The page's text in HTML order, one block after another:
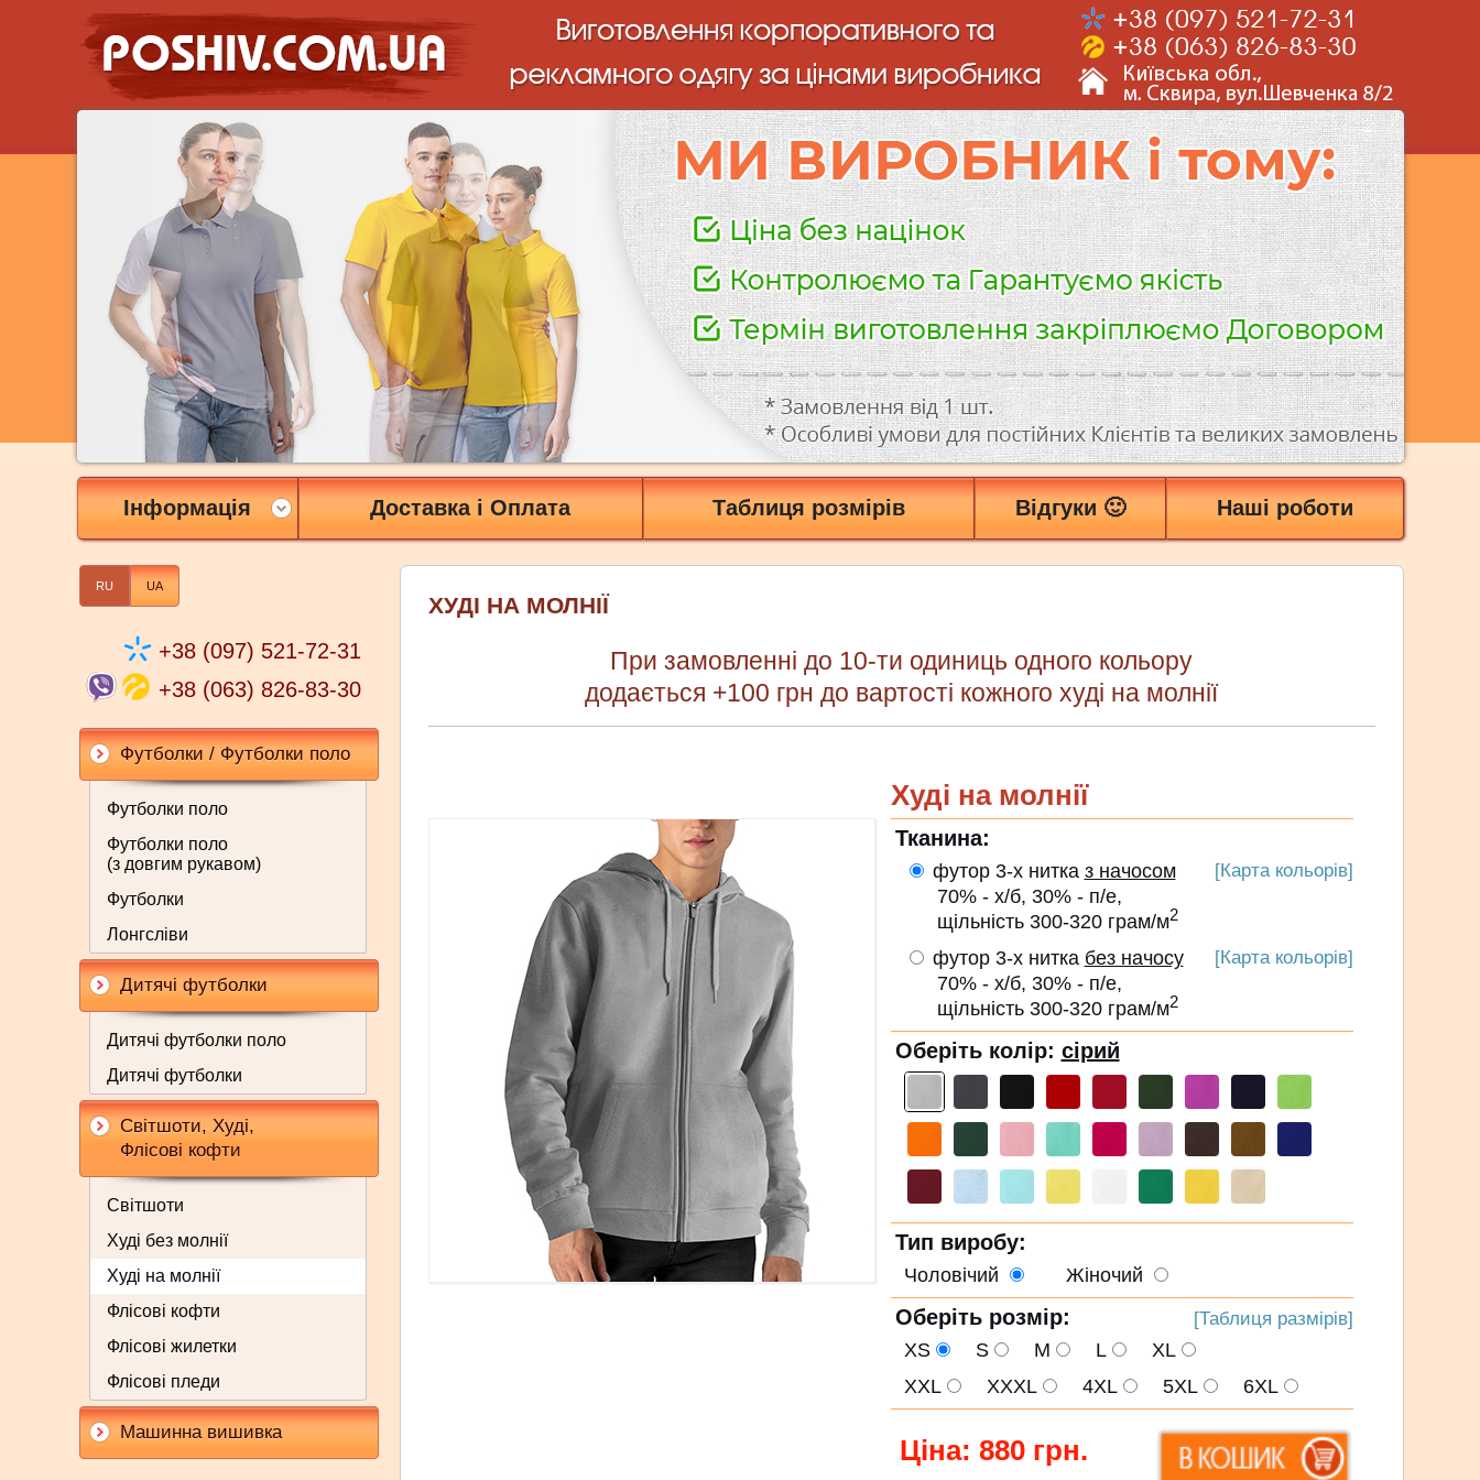
Інформація Доставка і Оплата Таблиця розмірів Відгуки 🙂 Наші роботи
RU UA
+38 (097) 521-72-31
+38 (063) 826-83-30
Футболки / Футболки поло
Футболки поло
Футболки поло
(з довгим рукавом)
Футболки
Лонгсліви
Дитячі футболки
Дитячі футболки поло
Дитячі футболки
Світшоти, Худі,
Флісові кофти
Світшоти
Худі без молнії
Худі на молнії
Флісові кофти
Флісові жилетки
Флісові пледи
Машинна вишивка
ХУДІ НА МОЛНІЇ
При замовленні до 10-ти одиниць одного кольору
додається +100 грн до вартості кожного худі на молнії
Худі на молнії
Тканина:
футор 3-х нитка з начосом
70% - х/б, 30% - п/е,
щільність 300-320 грам/м2
[Карта кольорів]
футор 3-х нитка без начосу
70% - х/б, 30% - п/е,
щільність 300-320 грам/м2
[Карта кольорів]
Оберіть колір: сірий
Тип виробу:
Чоловічий Жіночий
Оберіть розмір: [Таблиця размірів]
XS S M L
XL
XXL
XXXL 4XL 5XL 6XL
Ціна: 880грн.